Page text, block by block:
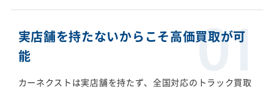
実店舗を持たないからこそ高価買取が可
能
カーネクストは実店舗を持たず、全国対応のトラック買取